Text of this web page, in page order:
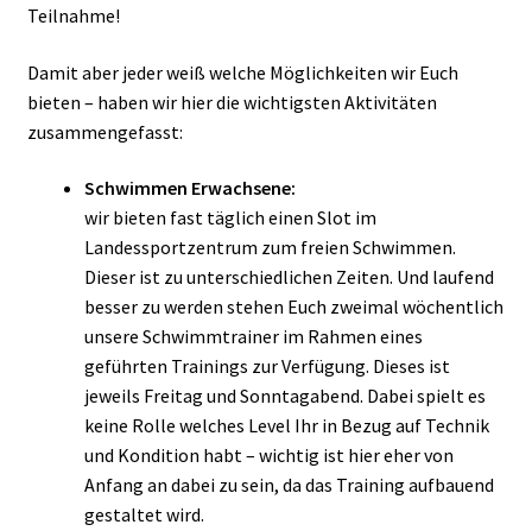
Teilnahme!
Damit aber jeder weiß welche Möglichkeiten wir Euch
bieten – haben wir hier die wichtigsten Aktivitäten
zusammengefasst:
Schwimmen Erwachsene:
wir bieten fast täglich einen Slot im
Landessportzentrum zum freien Schwimmen.
Dieser ist zu unterschiedlichen Zeiten. Und laufend
besser zu werden stehen Euch zweimal wöchentlich
unsere Schwimmtrainer im Rahmen eines
geführten Trainings zur Verfügung. Dieses ist
jeweils Freitag und Sonntagabend. Dabei spielt es
keine Rolle welches Level Ihr in Bezug auf Technik
und Kondition habt – wichtig ist hier eher von
Anfang an dabei zu sein, da das Training aufbauend
gestaltet wird.